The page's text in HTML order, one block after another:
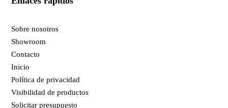
Sobre nosotros
Showroom
Contacto
Inicio
Política de privacidad
Visibilidad de productos
Solicitar presupuesto